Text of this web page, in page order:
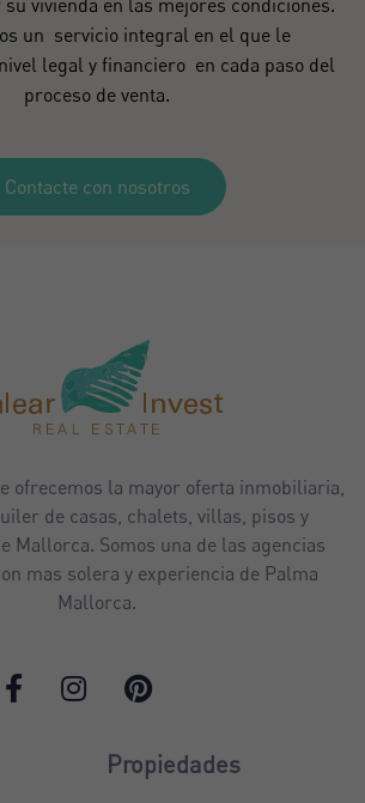
su vivienda en las mejores condiciones.
un servicio integral en el que le
legal y financiero en cada paso del
proceso de venta.
Contacte con nosotros
ofrecemos la mayor oferta inmobiliaria,
de casas, chalets, villas, pisos y
Mallorca. Somos una de las agencias
mas solera y experiencia de Palma
Mallorca.
Propiedades